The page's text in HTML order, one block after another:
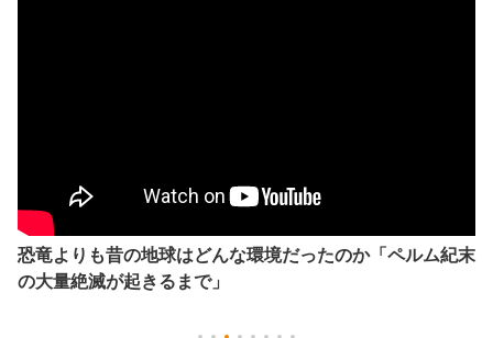
恐竜よりも昔の地球はどんな環境だったのか「ペルム紀末
の大量絶滅が起きるまで」